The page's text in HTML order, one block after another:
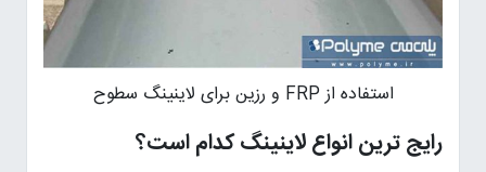
استفاده از FRP و رزین برای لاینینگ سطوح
رایج ترین انواع لاینینگ کدام است؟